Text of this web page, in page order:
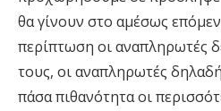
θα γίνουν στο αμέσως
περίπτωση οι αναπληρωτές
τους, οι αναπληρωτές
πάσα πιθανότητα οι